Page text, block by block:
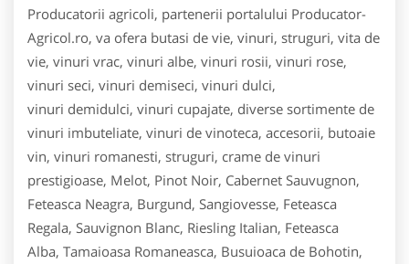
Producatorii agricoli, partenerii portalului Producator-
Agricol.ro, va ofera butasi de vie, vinuri, struguri, vita de
vie, vinuri vrac, vinuri albe, vinuri rosii, vinuri rose,
vinuri seci, vinuri demiseci, vinuri dulci,
vinuri demidulci, vinuri cupajate, diverse sortimente de
vinuri imbuteliate, vinuri de vinoteca, accesorii, butoaie
vin, vinuri romanesti, struguri, crame de vinuri
prestigioase, Melot, Pinot Noir, Cabernet Sauvugnon,
Feteasca Neagra, Burgund, Sangiovesse, Feteasca
Regala, Sauvignon Blanc, Riesling Italian, Feteasca
Alba, Tamaioasa Romaneasca, Busuioaca de Bohotin,